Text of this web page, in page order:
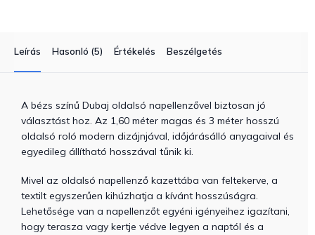
Leírás Hasonló (5) Értékelés Beszélgetés
A bézs színű Dubaj oldalsó napellenzővel biztosan jó
választást hoz. Az 1,60 méter magas és 3 méter hosszú
oldalsó roló modern dizájnjával, időjárásálló anyagaival és
egyedileg állítható hosszával tűnik ki.
Mivel az oldalsó napellenző kazettába van feltekerve, a
textilt egyszerűen kihúzhatja a kívánt hosszúságra.
Lehetősége van a napellenzőt egyéni igényeihez igazítani,
hogy terasza vagy kertje védve legyen a naptól és a